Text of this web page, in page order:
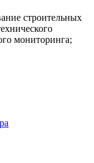
строительных
мониторинга;